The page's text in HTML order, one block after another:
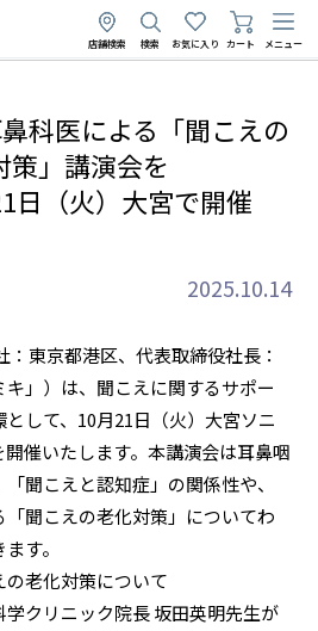
店舗検索 検索 お気に入り カート メニュー
科医による「聞こえの
策」講演会を
日（火）大宮で開催
2025.10.14
東京都港区、代表取締役社長：
」）は、聞こえに関するサポー
して、10月21日（火）大宮ソニ
催いたします。本講演会は耳鼻咽
聞こえと認知症」の関係性や、
聞こえの老化対策」についてわ
す。
老化対策について
クリニック院長 坂田英明先生が